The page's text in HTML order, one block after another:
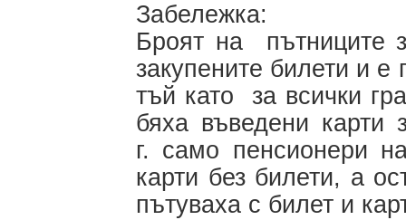
Забележка:
Броят на
закупените билети и
тъй като за всички
бяха въведени карти
г. само пенсионери
карти без билети, а
пътуваха с билет и